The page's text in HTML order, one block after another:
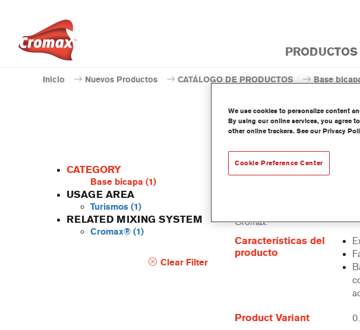
PRODUCTOS
Inicio Nuevos Productos CATÁLOGO DE PRODUCTOS Base
CATEGORY
Base bicapa (1)
USAGE AREA
Turismos (1)
RELATED MIXING SYSTEM
Cromax® (1)
Clear Filter
Este tinte concentrado base
Cromax.
Características del
producto
Product Variant
We use cookies to personalize content
By using our online services, you agree
other online trackers. See our Privacy
Cookie Preference Center